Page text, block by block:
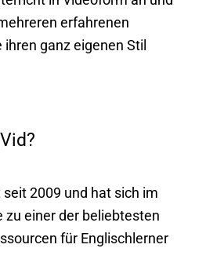
erfahrenen
ganz eigenen Stil
2009 und hat sich im
zu einer der beliebtesten
für Englischlerner